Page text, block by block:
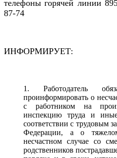
телефоны горячей линии
87-74
ИНФОРМИРУЕТ:
Работодатель
проинформировать о
с работником на
инспекцию труда и
соответствии с трудовым
Федерации, а о
несчастном случае со
родственников